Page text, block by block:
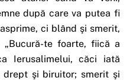
după care va putea fi
ci blând şi smerit,
te foarte, fiică a
Ierusalimelui, căci iată
şi biruitor; smerit şi